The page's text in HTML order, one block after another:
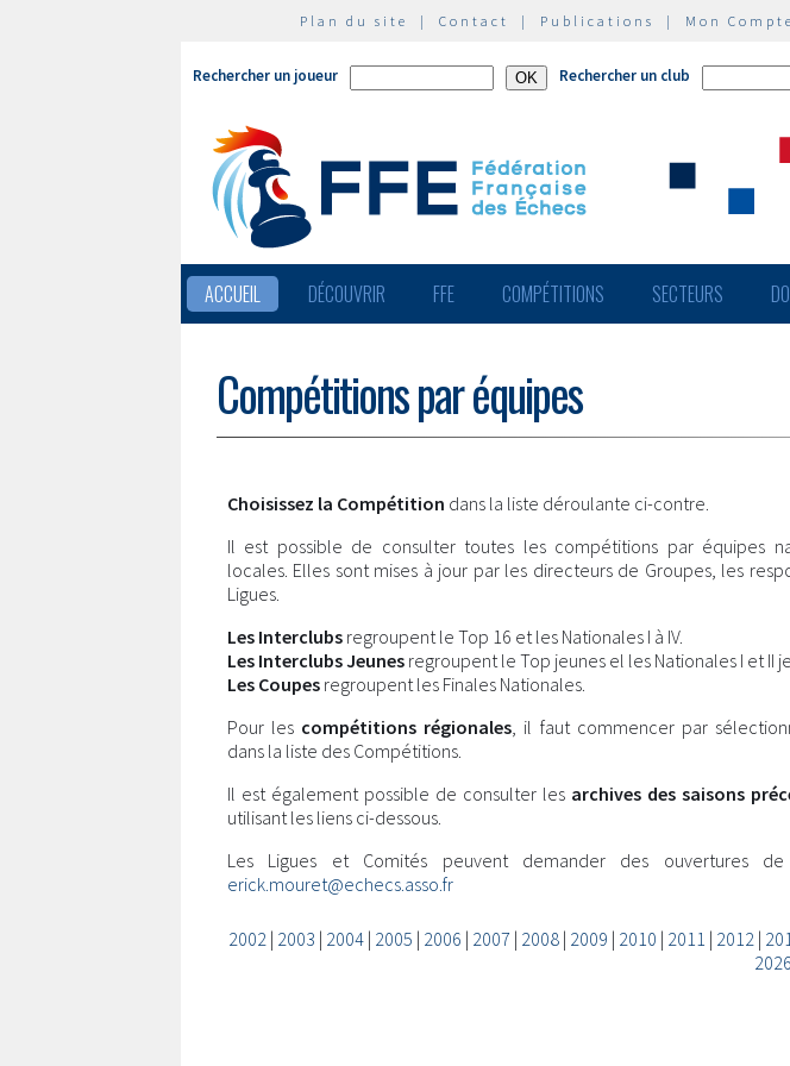
Plan du site | Contact | Publications | Mon Compte
Rechercher un joueur Rechercher un club
ACCUEIL DÉCOUVRIR FFE COMPÉTITIONS SECTEURS
Compétitions par équipes
Choisissez la Compétition dans la liste déroulante ci-contre.
Il est possible de consulter toutes les compétitions par équipes
locales. Elles sont mises à jour par les directeurs de Groupes, les
Ligues.
Les Interclubs regroupent le Top 16 et les Nationales I à IV.
Les Interclubs Jeunes regroupent le Top jeunes el les Nationales I et II
Les Coupes regroupent les Finales Nationales.
Pour les compétitions régionales, il faut commencer par
dans la liste des Compétitions.
Il est également possible de consulter les archives des saisons
utilisant les liens ci-dessous.
Les Ligues et Comités peuvent demander des ouvertures
erick.mouret@echecs.asso.fr
2002| 2003 | 2004| 2005 | 2006 | 2007 | 2008| 2009 | 2010 | 2011 | 2012|
2026